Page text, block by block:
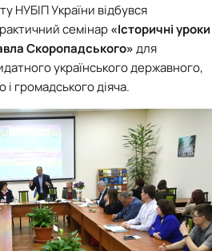
НУБІП України відбувся
семінар«Історичні уроки
Скоропадського»для
українського державного,
і громадського діяча.